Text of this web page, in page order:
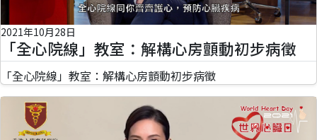
2021年10月28日
「全心院線」教室：解構心房顫動初步病徵
「全心院線」教室：解構心房顫動初步病徵